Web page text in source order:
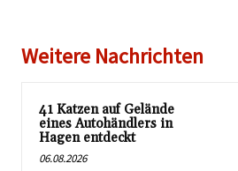
Weitere Nachrichten
41 Katzen auf Gelände
eines Autohändlers in
Hagen entdeckt
06.08.2026